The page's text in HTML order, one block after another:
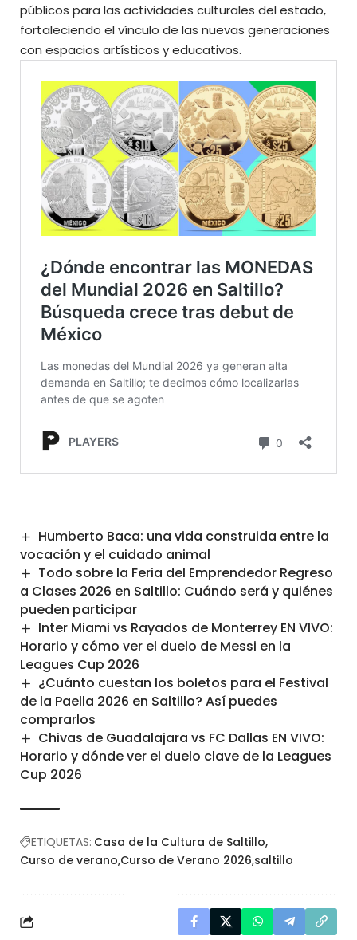
públicos para las actividades culturales del estado,
fortaleciendo el vínculo de las nuevas generaciones
con espacios artísticos y educativos.
Humberto Baca: una vida construida entre la
vocación y el cuidado animal
Todo sobre la Feria del Emprendedor Regreso
a Clases 2026 en Saltillo: Cuándo será y quiénes
pueden participar
Inter Miami vs Rayados de Monterrey EN VIVO:
Horario y cómo ver el duelo de Messi en la
Leagues Cup 2026
¿Cuánto cuestan los boletos para el Festival
de la Paella 2026 en Saltillo? Así puedes
comprarlos
Chivas de Guadalajara vs FC Dallas EN VIVO:
Horario y dónde ver el duelo clave de la Leagues
Cup 2026
ETIQUETAS: Casa de la Cultura de Saltillo
Curso de verano Curso de Verano 2026 saltillo